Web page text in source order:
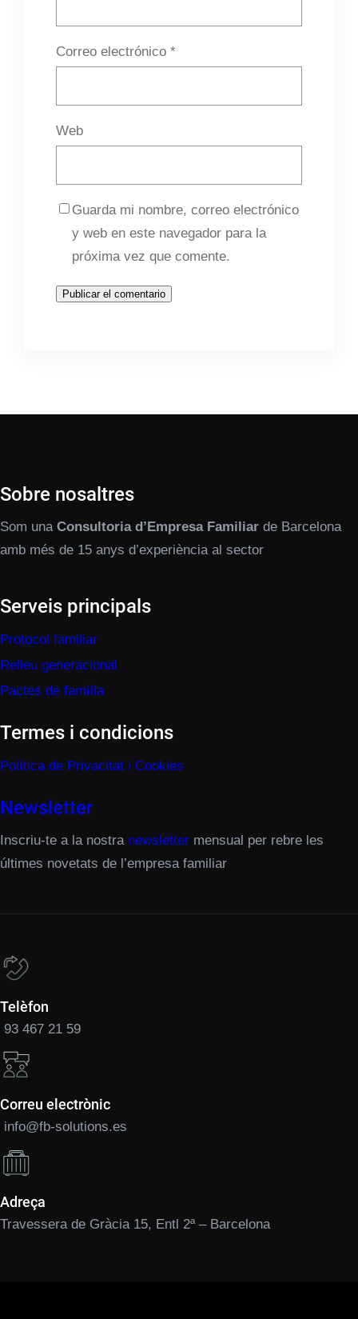
Correo electrónico *
Web
Guarda mi nombre, correo electrónico
y web en este navegador para la
próxima vez que comente.
Sobre nosaltres
Som una Consultoria d’Empresa Familiar de Barcelona
amb més de 15 anys d’experiència al sector
Serveis principals
Protocol familiar
Relleu generacional
Pactes de família
Termes i condicions
Política de Privacitat i Cookies
Newsletter
Inscriu-te a la nostra newsletter mensual per rebre les
últimes novetats de l’empresa familiar
Telèfon
93 467 21 59
Correu electrònic
info@fb-solutions.es
Adreça
Travessera de Gràcia 15, Entl 2ª – Barcelona